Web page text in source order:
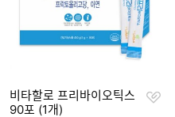
비타할로 프리바이오틱스
90포 (1개)
찜